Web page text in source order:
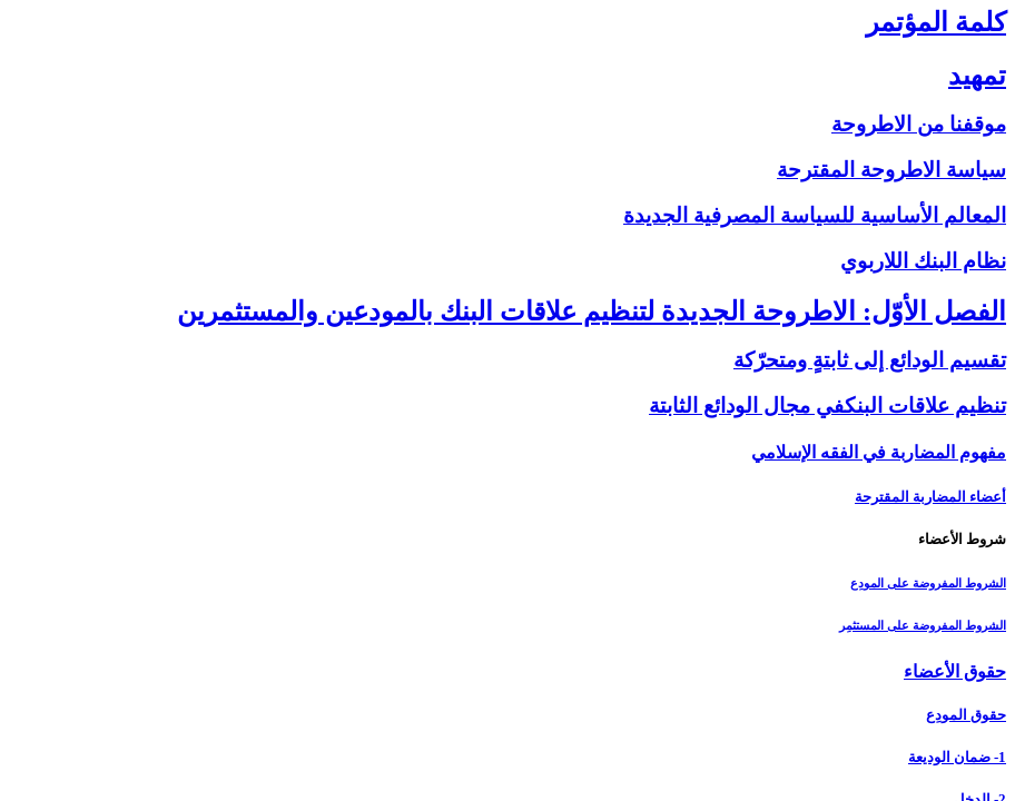
كلمة المؤتمر
تمهيد
موقفنا من الاطروحة
سياسة الاطروحة المقترحة
المعالم الأساسية للسياسة المصرفية الجديدة
نظام البنك اللاربوي‏
الفصل الأوّل: الاطروحة الجديدة لتنظيم علاقات البنك بالمودعين والمستثمرين‏
تقسيم الودائع إلى ثابتةٍ ومتحرّكة
تنظيم علاقات البنك‏في مجال الودائع الثابتة
مفهوم المضاربة في الفقه الإسلامي
أعضاء المضاربة المقترحة
شروط الأعضاء
الشروط المفروضة على المودِع
الشروط المفروضة على المستثمِر
حقوق الأعضاء
حقوق المودِع
1- ضمان الوديعة